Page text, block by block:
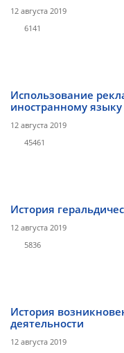
12 августа 2019
6141
Использование
иностранному языку
12 августа 2019
45461
История
12 августа 2019
5836
История
деятельности
12 августа 2019